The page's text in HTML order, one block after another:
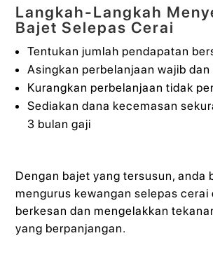
Langkah-Langkah
Bajet Selepas Cerai
Tentukan jumlah pendapatan
Asingkan perbelanjaan wajib
Kurangkan perbelanjaan tidak
Sediakan dana kecemasan
3 bulan gaji
Dengan bajet yang tersusun, anda
mengurus kewangan selepas cerai
berkesan dan mengelakkan
yang berpanjangan.